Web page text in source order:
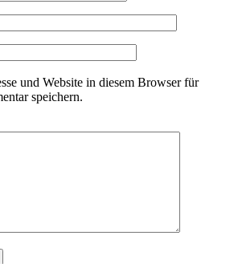
und Website in diesem Browser für
speichern.